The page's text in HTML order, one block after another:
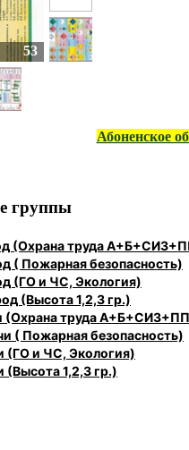
53
Абоненское
группы
(Охрана труда
( Пожарная безопасность)
(ГО и ЧС, Экология)
(Высота 1,2,3 гр.)
(Охрана труда
( Пожарная безопасность)
(ГО и ЧС, Экология)
(Высота 1,2,3 гр.)